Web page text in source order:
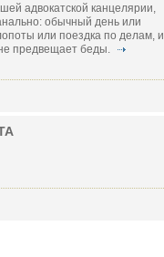
адвокатской канцелярии,
обычный день или
или поездка по делам, и
предвещает беды.